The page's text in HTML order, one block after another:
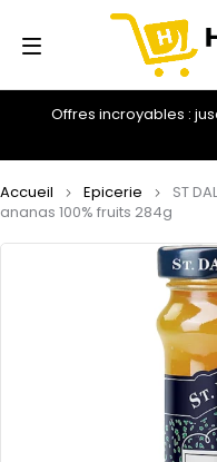
Offres incroyables :
Accueil Epicerie
ST
ananas 100% fruits 284g